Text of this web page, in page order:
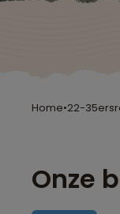
Home•22-
Onze